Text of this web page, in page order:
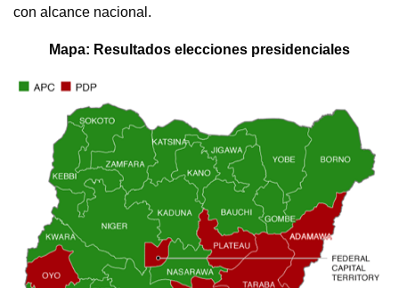
con alcance nacional.
Mapa: Resultados elecciones presidenciales